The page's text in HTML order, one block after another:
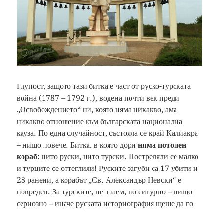
Глупост, защото тази битка е част от руско-турската
война (1787 – 1792 г.), водена почти век преди
„Освобождението“ ни, която няма никакво, ама
никакво отношение към българската национална
кауза. По една случайност, състояла се край Калиакра
– нищо повече. Битка, в която дори няма потопен
кораб: нито руски, нито турски. Постреляли се малко
и турците се оттеглили! Руските загуби са 17 убити и
28 ранени, а корабът „Св. Александър Невски“ е
повреден. За турските, не знаем, но сигурно – нищо
сериозно – иначе руската историография щеше да го